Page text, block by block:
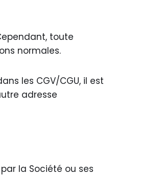
toute
normales.
les CGV/CGU, il est
adresse
la Société ou ses